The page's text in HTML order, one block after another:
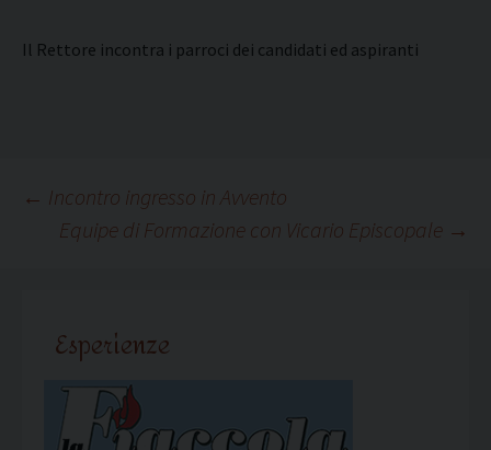
Il Rettore incontra i parroci dei candidati ed aspiranti
Navigazione
← Incontro ingresso in Avvento
Equipe di Formazione con Vicario Episcopale →
Esperienze